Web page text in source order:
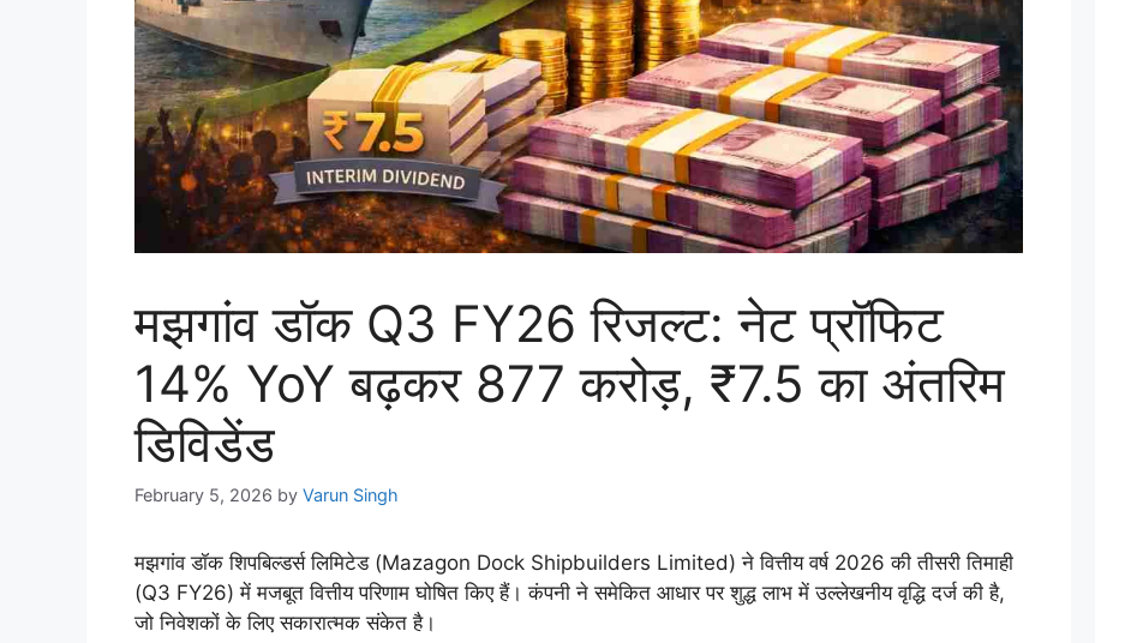
मझगांव डॉक Q3 FY26 रिजल्ट: नेट प्रॉफिट
14% YoY बढ़कर 877 करोड़, ₹7.5 का अंतरिम
डिविडेंड
February 5, 2026 by Varun Singh
मझगांव डॉक शिपबिल्डर्स लिमिटेड (Mazagon Dock Shipbuilders Limited) ने वित्तीय वर्ष 2026 की तीसरी तिमाही
(Q3 FY26) में मजबूत वित्तीय परिणाम घोषित किए हैं। कंपनी ने समेकित आधार पर शुद्ध लाभ में उल्लेखनीय वृद्धि दर्ज की है,
जो निवेशकों के लिए सकारात्मक संकेत है।